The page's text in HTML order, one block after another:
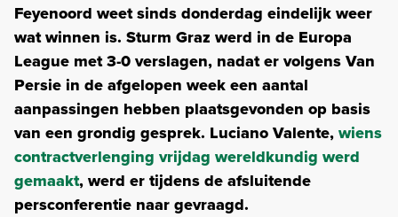
Feyenoord weet sinds donderdag eindelijk weer
wat winnen is. Sturm Graz werd in de Europa
League met 3-0 verslagen, nadat er volgens Van
Persie in de afgelopen week een aantal
aanpassingen hebben plaatsgevonden op basis
van een grondig gesprek. Luciano Valente,wiens
contractverlenging vrijdag wereldkundig werd
gemaakt, werd er tijdens de afsluitende
persconferentie naar gevraagd.